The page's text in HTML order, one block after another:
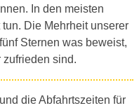
In den meisten
Die Mehrheit unserer
Sternen was beweist,
sind.
die Abfahrtszeiten für